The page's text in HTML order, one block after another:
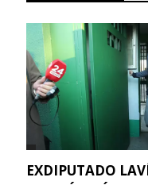
EXDIPUTADO